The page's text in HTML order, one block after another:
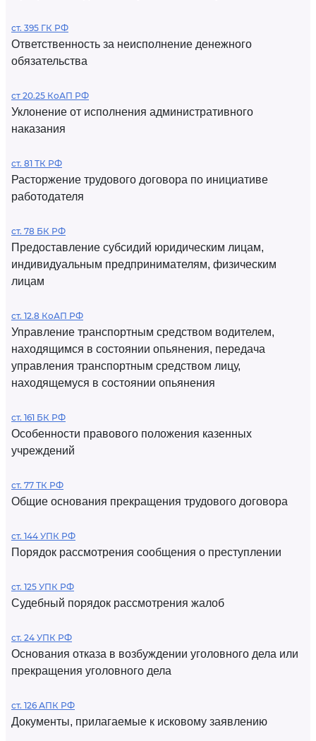
ст. 395 ГК РФ
Ответственность за неисполнение денежного
обязательства
ст 20.25 КоАП РФ
Уклонение от исполнения административного
наказания
ст. 81 ТК РФ
Расторжение трудового договора по инициативе
работодателя
ст. 78 БК РФ
Предоставление субсидий юридическим лицам,
индивидуальным предпринимателям, физическим
лицам
ст. 12.8 КоАП РФ
Управление транспортным средством водителем,
находящимся в состоянии опьянения, передача
управления транспортным средством лицу,
находящемуся в состоянии опьянения
ст. 161 БК РФ
Особенности правового положения казенных
учреждений
ст. 77 ТК РФ
Общие основания прекращения трудового договора
ст. 144 УПК РФ
Порядок рассмотрения сообщения о преступлении
ст. 125 УПК РФ
Судебный порядок рассмотрения жалоб
ст. 24 УПК РФ
Основания отказа в возбуждении уголовного дела или
прекращения уголовного дела
ст. 126 АПК РФ
Документы, прилагаемые к исковому заявлению